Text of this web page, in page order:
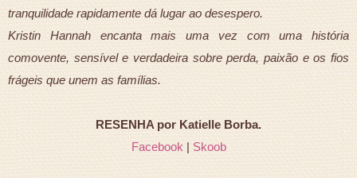
tranquilidade rapidamente dá lugar ao desespero.
Kristin Hannah encanta mais uma vez com uma história
comovente, sensível e verdadeira sobre perda, paixão e os fios
frágeis que unem as famílias.
RESENHA por Katielle Borba.
Facebook|Skoob